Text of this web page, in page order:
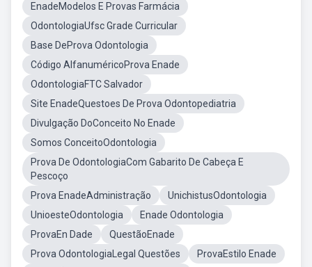
EnadeModelos E Provas Farmácia
OdontologiaUfsc Grade Curricular
Base DeProva Odontologia
Código AlfanuméricoProva Enade
OdontologiaFTC Salvador
Site EnadeQuestoes De Prova Odontopediatria
Divulgação DoConceito No Enade
Somos ConceitoOdontologia
Prova De OdontologiaCom Gabarito De Cabeça E
Pescoço
Prova EnadeAdministração
UnichistusOdontologia
UnioesteOdontologia
Enade Odontologia
ProvaEn Dade
QuestãoEnade
Prova OdontologiaLegal Questões
ProvaEstilo Enade